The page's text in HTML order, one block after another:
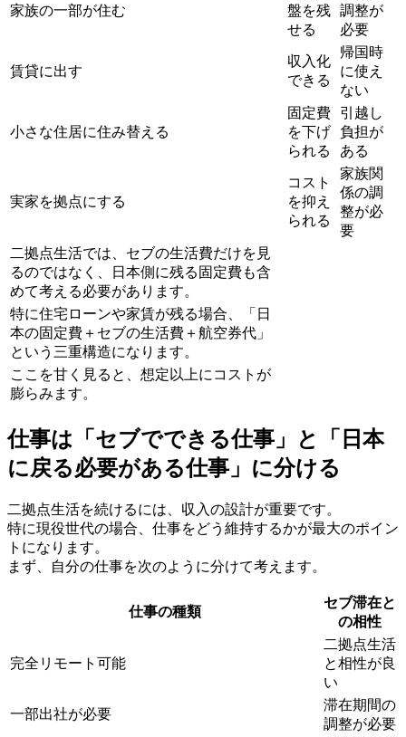
家族の一部が住む
盤を残
せる
調整が
必要
賃貸に出す
収入化
できる
帰国時
に使え
ない
小さな住居に住み替える
固定費
を下げ
られる
引越し
負担が
ある
実家を拠点にする
コスト
を抑え
られる
家族関
係の調
整が必
要
二拠点生活では、セブの生活費だけを見
るのではなく、日本側に残る固定費も含
めて考える必要があります。
特に住宅ローンや家賃が残る場合、「日
本の固定費＋セブの生活費＋航空券代」
という三重構造になります。
ここを甘く見ると、想定以上にコストが
膨らみます。
仕事は「セブでできる仕事」と「日本
に戻る必要がある仕事」に分ける
二拠点生活を続けるには、収入の設計が重要です。
特に現役世代の場合、仕事をどう維持するかが最大のポイン
トになります。
まず、自分の仕事を次のように分けて考えます。
仕事の種類
セブ滞在と
の相性
完全リモート可能
二拠点生活
と相性が良
い
一部出社が必要
滞在期間の
調整が必要